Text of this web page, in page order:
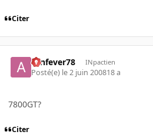
Citer
aznfever78 INpactien
Posté(e) le 2 juin 200818 a
7800GT?
Citer